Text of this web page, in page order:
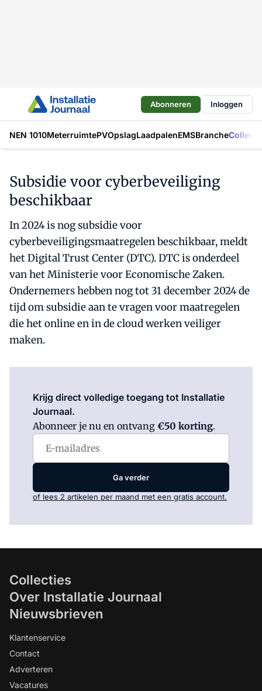
Abonneren Inloggen
NEN 1010MeterruimtePVOpslagLaadpalenEMSBranche
Subsidie voor cyberbeveiliging
beschikbaar
In 2024 is nog subsidie voor
cyberbeveiligingsmaatregelen beschikbaar, meldt
het Digital Trust Center (DTC). DTC is onderdeel
van het Ministerie voor Economische Zaken.
Ondernemers hebben nog tot 31 december 2024 de
tijd om subsidie aan te vragen voor maatregelen
die het online en in de cloud werken veiliger
maken.
Krijg direct volledige toegang tot Installatie
Journaal.
Abonneer je nu en ontvang €50 korting.
Ga verder
of lees 2 artikelen per maand met een gratis account.
Collecties
Over Installatie Journaal
Nieuwsbrieven
Klantenservice
Contact
Adverteren
Vacatures